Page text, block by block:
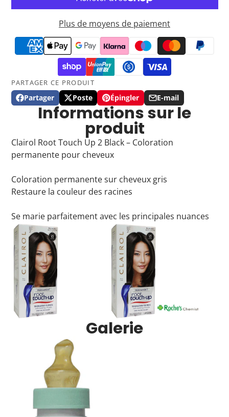
Plus de moyens de paiement
PARTAGER CE PRODUIT
Partager
Partager
Ouvre
fenêtre.
Poste
Publier
sur
Ouvre
dans
nouvelle
fenêtre.
Épingler
Épingler
sur
Pinterest
Ouvre
dans
nouvelle
fenêtre.
E-mail
Partager
par
Informations sur le
produit
Clairol Root Touch Up 2 Black – Coloration
permanente pour cheveux
Coloration permanente sur cheveux gris
Restaure la couleur des racines
Se marie parfaitement avec les principales nuances
Galerie